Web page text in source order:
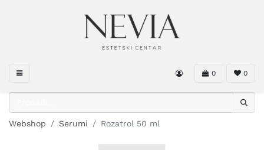
0 0
Webshop Serumi Rozatrol 50 ml